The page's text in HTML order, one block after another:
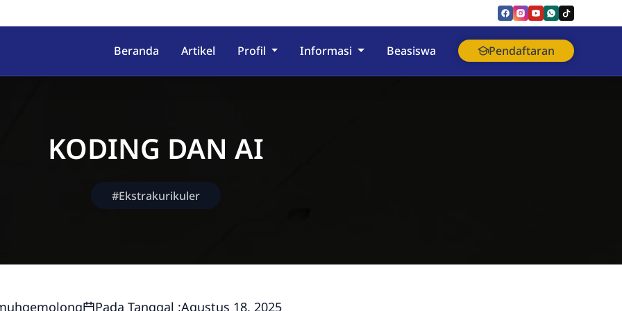
GEMOLONG
Beranda Artikel Profil Informasi Beasiswa Pendaftaran
KODING DAN AI
#Ekstrakurikuler
Pada Tanggal :Agustus 18, 2025